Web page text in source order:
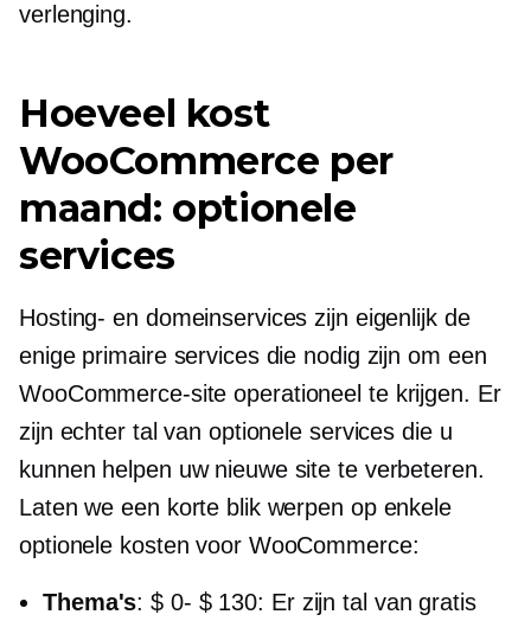
verlenging.
Hoeveel kost
WooCommerce per
maand: optionele
services
Hosting- en domeinservices zijn eigenlijk de
enige primaire services die nodig zijn om een ​​
WooCommerce-site operationeel te krijgen. Er
zijn echter tal van optionele services die u
kunnen helpen uw nieuwe site te verbeteren.
Laten we een korte blik werpen op enkele
optionele kosten voor WooCommerce:
Thema's:$ 0- $ 130: Er zijn tal van gratis